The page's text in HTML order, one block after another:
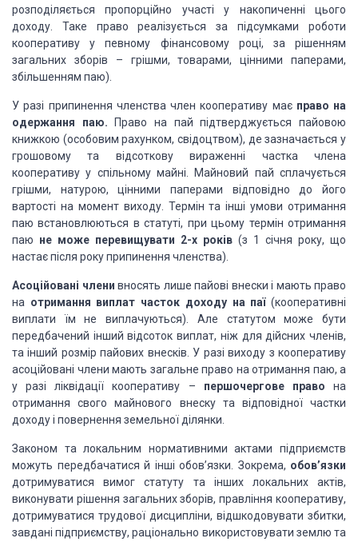
розподіляється пропорційно участі у накопиченні цього
доходу. Таке право реалізується за підсумками роботи
кооперативу у певному фінансовому році, за рішенням
загальних зборів – грішми, товарами, цінними паперами,
збільшенням паю).
У разі припинення членства член кооперативу має право на
одержання паю. Право на пай підтверджується пайовою
книжкою (особовим рахунком, свідоцтвом), де зазначається у
грошовому та відсоткову вираженні частка члена
кооперативу у спільному майні. Майновий пай сплачується
грішми, натурою, цінними паперами відповідно до його
вартості на момент виходу. Термін та інші умови отримання
паю встановлюються в статуті, при цьому термін отримання
паю не може перевищувати 2-х років (з 1 січня року, що
настає після року припинення членства).
Асоційовані члени вносять лише пайові внески і мають право
на отримання виплат часток доходу на паї(кооперативні
виплати їм не виплачуються). Але статутом може бути
передбачений інший відсоток виплат, ніж для дійсних членів,
та інший розмір пайових внесків. У разі виходу з кооперативу
асоційовані члени мають загальне право на отримання паю, а
у разі ліквідації кооперативу – першочергове право на
отримання свого майнового внеску та відповідної частки
доходу і повернення земельної ділянки.
Законом та локальним нормативними актами підприємств
можуть передбачатися й інші обов’язки. Зокрема, обов’язки
дотримуватися вимог статуту та інших локальних актів,
виконувати рішення загальних зборів, правління кооперативу,
дотримуватися трудової дисципліни, відшкодовувати збитки,
завдані підприємству, раціонально використовувати землю та